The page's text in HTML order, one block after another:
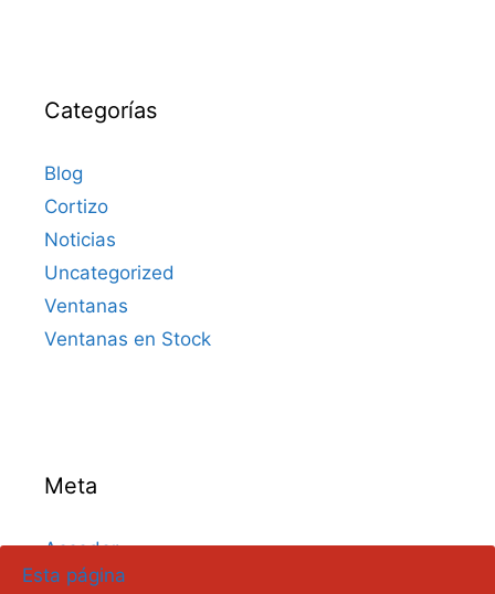
Categorías
Blog
Cortizo
Noticias
Uncategorized
Ventanas
Ventanas en Stock
Meta
Acceder
Feed de entradas
Esta página